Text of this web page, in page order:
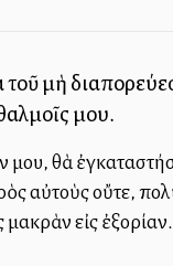
μὴ
μου.
μου, θὰ
αὐτοὺς οὔτε,
εἰς